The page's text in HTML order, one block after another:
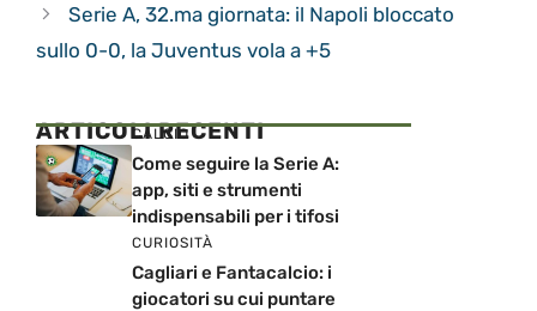
Serie A, 32.ma giornata: il Napoli bloccato
sullo 0-0, la Juventus vola a +5
ARTICOLI RECENTI
CALCIO
Come seguire la Serie A:
app, siti e strumenti
indispensabili per i tifosi
CURIOSITÀ
Cagliari e Fantacalcio: i
giocatori su cui puntare